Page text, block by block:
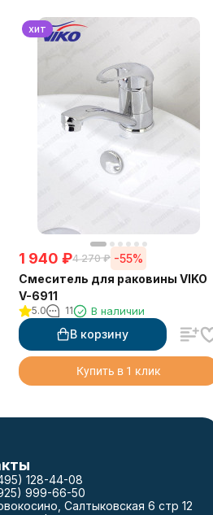
хит
1 940 ₽4 270 ₽ -55%
Смеситель для раковины VIKO
V-6911
5.0 11 В наличии
В корзину
Купить в 1 клик
128-44-08
999-66-50
Салтыковская 6 стр 12